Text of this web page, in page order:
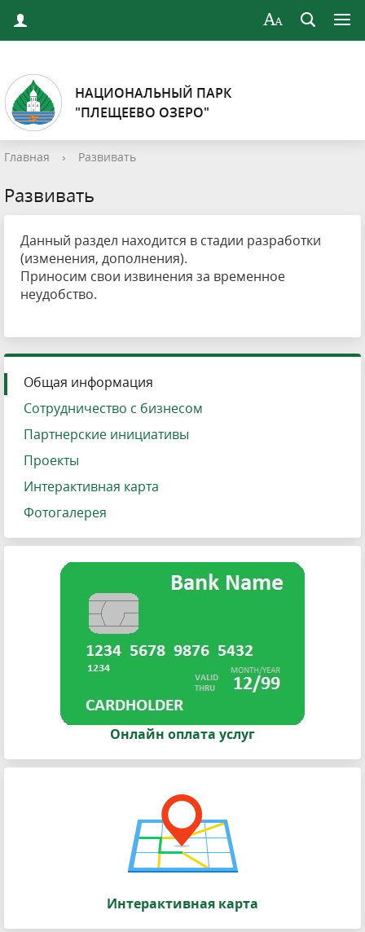
НАЦИОНАЛЬНЫЙ ПАРК
"ПЛЕЩЕЕВО ОЗЕРО"
Главная › Развивать
Развивать
Данный раздел находится в стадии разработки
(изменения, дополнения).
Приносим свои извинения за временное
неудобство.
Общая информация
Сотрудничество с бизнесом
Партнерские инициативы
Проекты
Интерактивная карта
Фотогалерея
Онлайн оплата услуг
Интерактивная карта